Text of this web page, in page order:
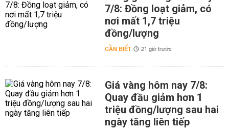
7/8: Đồng loạt giảm, có
nơi mất 1,7 triệu
đồng/lượng
CẦN BIẾT 21 giờ trước
Giá vàng hôm nay 7/8:
Quay đầu giảm hơn 1
triệu đồng/lượng sau hai
ngày tăng liên tiếp